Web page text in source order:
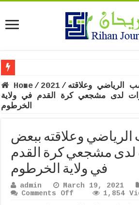
Home / 2021 / الرياضي وعلاقته
لدى مشجعي كرة القدم في ولاية
الخرطوم
الرياضي وعلاقته ببعض
لدى مشجعي كرة القدم
في ولاية الخرطوم
admin March 19, 2021
Comments Off
1,854